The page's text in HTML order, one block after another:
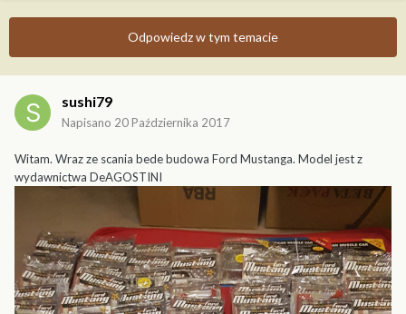
Odpowiedz w tym temacie
sushi79
Napisano 20 Października 2017
Witam. Wraz ze scania bede budowa Ford Mustanga. Model jest z
wydawnictwa DeAGOSTINI